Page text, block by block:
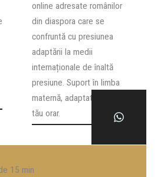
online adresate românilor
din diaspora care se
confruntă cu presiunea
adaptării la medii
internaționale de înaltă
presiune. Suport în limba
maternă, adaptat fusului
tău orar.
15 min